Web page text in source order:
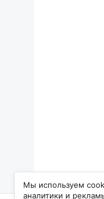
Мы используем
аналитики и